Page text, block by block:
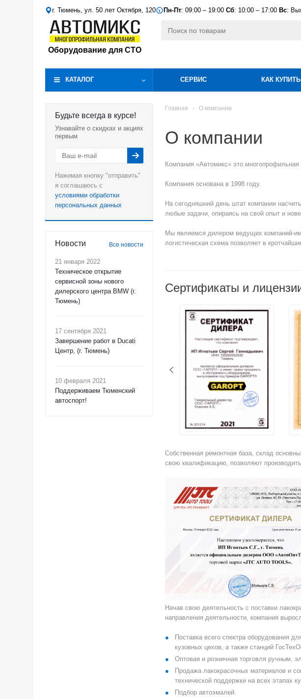
г. Тюмень, ул. 50 лет Октября, 120 Пн-Пт: 09:00 – 19:00 Сб: 10:00 – 17:00 Вс:
Оборудование для СТО
КАТАЛОГ СЕРВИС КАК КУПИТЬ
Будьте всегда в курсе!
Узнавайте о скидках и акциях
первым
Нажимая кнопку "отправить"
я соглашаюсь с
условиями обработки
персональных данных
Новости Все новости
21 января 2022
Техническое открытие
сервисной зоны нового
дилерского центра BMW (г.
Тюмень)
17 сентября 2021
Завершение работ в Ducati
Центр, (г. Тюмень)
10 февраля 2021
Поддерживаем Тюменский
автоспорт!
Главная - О компании
О компании
Компания «Автомикс» это многопрофильная
Компания основана в 1998 году.
На сегодняшний день штат компании
любые задачи, опираясь на свой опыт и
Мы являемся дилером ведущих компаний-
логистическая схема позволяет в
Сертификаты и
Собственная ремонтная база, склад
свою квалификацию, позволяют
Начав свою деятельность с поставки
направления деятельности, компания
Поставка всего спектра оборудования
кузовных цехов, а также станций
Оптовая и розничная торговля ручным,
Продажа лакокрасочных материалов и
технической поддержки на всех этапах
Подбор автоэмалей.